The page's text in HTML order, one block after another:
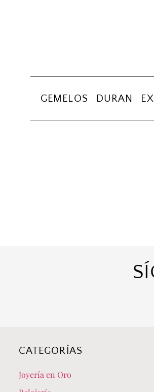
GEMELOS DURAN
CATEGORÍAS
Joyería en Oro